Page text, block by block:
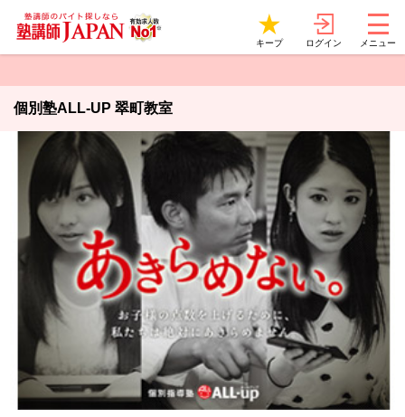
キープ ログイン メニュー
個別塾ALL-UP 翠町教室